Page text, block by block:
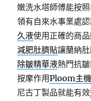
嫩洗水塔師傅能按
領有自來水事業處
久液使用正確的商
減肥肚臍貼讓蘭納
除皺精華液熱門抗
按摩作用Ploom主
尼古丁製品就能有效